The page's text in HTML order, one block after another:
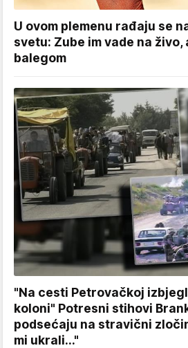
U ovom plemenu rađaju se
svetu: Zube im vade na živo,
balegom
"Na cesti Petrovačkoj
koloni" Potresni stihovi
podsećaju na stravični
mi ukrali..."